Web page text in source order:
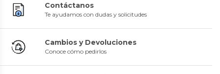
Contáctanos
Te ayudamos con dudas y solicitudes
Cambios y Devoluciones
Conoce cómo pedirlos